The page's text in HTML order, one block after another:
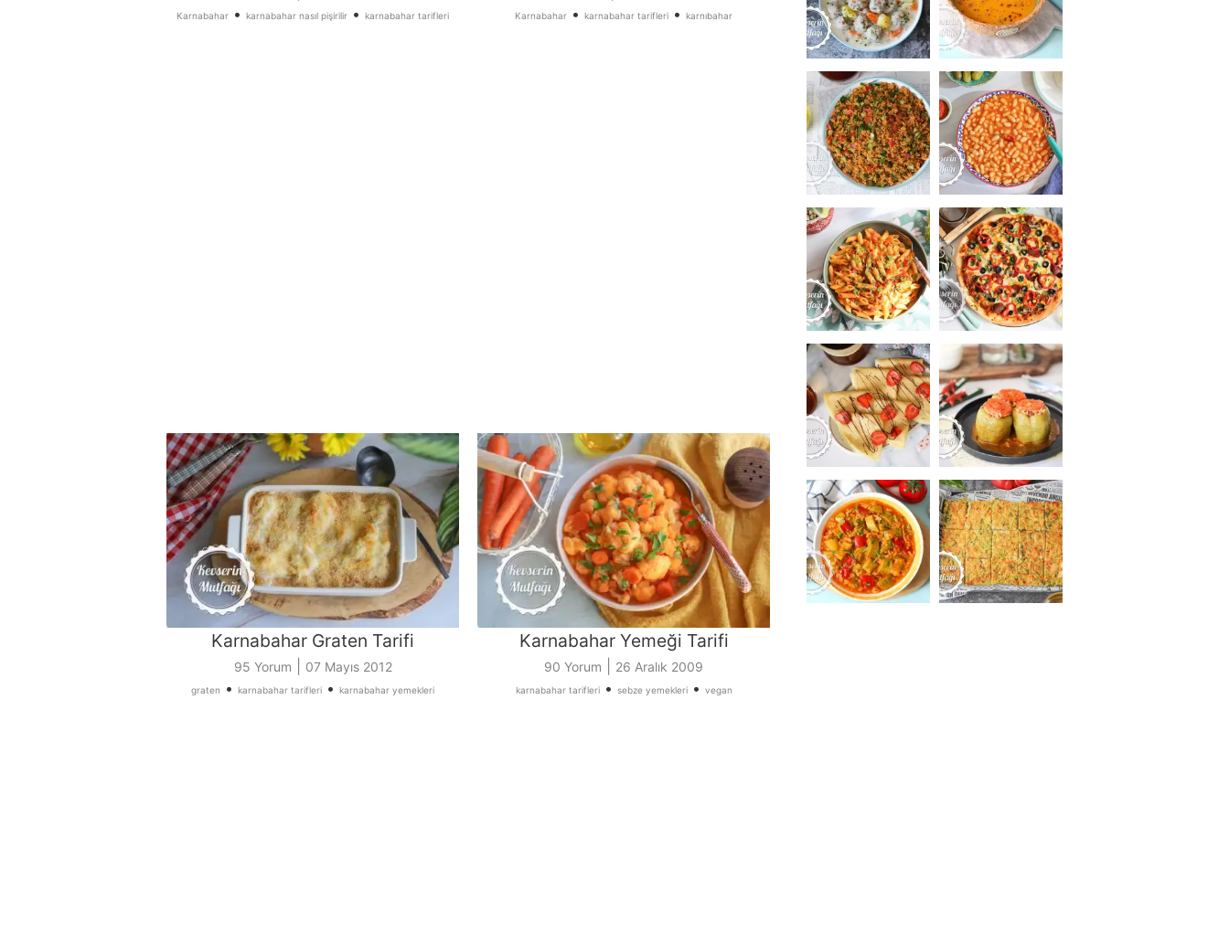
Karnabahar • karnabahar nasıl pişirilir • karnabahar tarifleri Karnabahar • karnabahar tarifleri • karnıbahar
Karnabahar Graten Tarifi
95 Yorum 07 Mayıs 2012
graten • karnabahar tarifleri • karnabahar yemekleri
Karnabahar Yemeği Tarifi
90 Yorum 26 Aralık 2009
karnabahar tarifleri• sebze yemekleri• vegan